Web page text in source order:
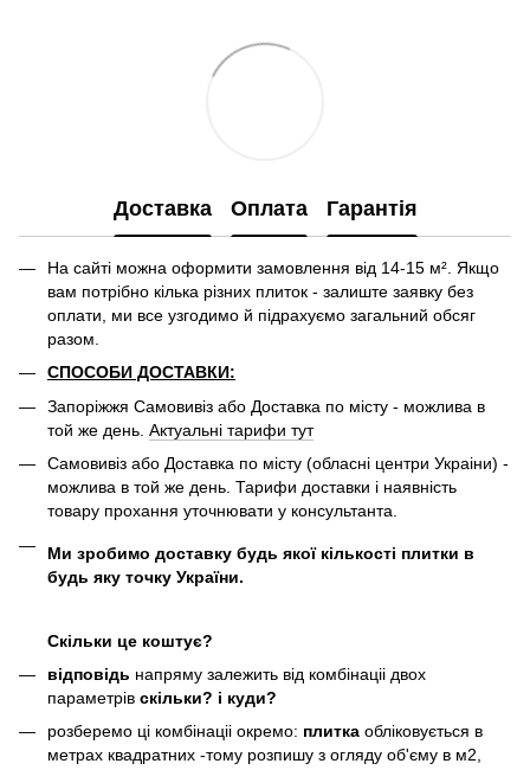
Доставка Оплата Гарантія
На сайті можна оформити замовлення від 14-15 м². Якщо
вам потрібно кілька різних плиток - залиште заявку без
оплати, ми все узгодимо й підрахуємо загальний обсяг
разом.
СПОСОБИ ДОСТАВКИ:
Запоріжжя Самовивіз або Доставка по місту - можлива в
той же день. Актуальні тарифи тут
Самовивіз або Доставка по місту (обласні центри Украіни) -
можлива в той же день. Тарифи доставки і наявність
товару прохання уточнювати у консультанта.
Ми зробимо доставку будь якої кількості плитки в
будь яку точку України.
Скільки це коштує?
відповідь напряму залежить від комбінаціі двох
параметрів скільки? і куди?
розберемо ці комбінаціі окремо: плитка обліковується в
метрах квадратних -тому розпишу з огляду об'єму в м2,